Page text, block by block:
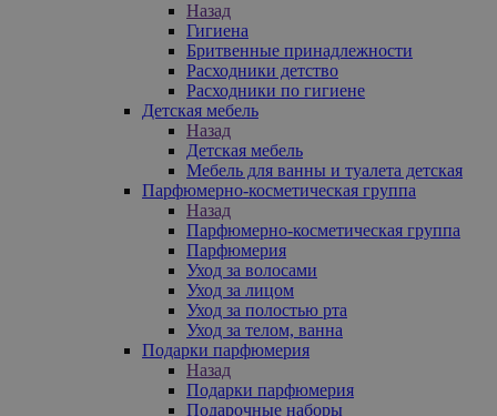
Назад
Гигиена
Бритвенные принадлежности
Расходники детство
Расходники по гигиене
Детская мебель
Назад
Детская мебель
Мебель для ванны и туалета детская
Парфюмерно-косметическая группа
Назад
Парфюмерно-косметическая группа
Парфюмерия
Уход за волосами
Уход за лицом
Уход за полостью рта
Уход за телом, ванна
Подарки парфюмерия
Назад
Подарки парфюмерия
Подарочные наборы